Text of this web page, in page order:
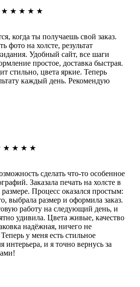
★ ★ ★ ★ ★
когда ты получаешь свой заказ.
фото на холсте, результат
Удобный сайт, все шаги
простое, доставка быстрая.
стильно, цвета яркие. Теперь
каждый день. Рекомендую
★ ★ ★ ★
сделать что-то особенное
Заказала печать на холсте в
размере. Процесс оказался простым:
выбрала размер и оформила заказ.
работу на следующий день, и
удивила. Цвета живые, качество
надёжная, ничего не
у меня есть стильное
интерьера, и я точно вернусь за